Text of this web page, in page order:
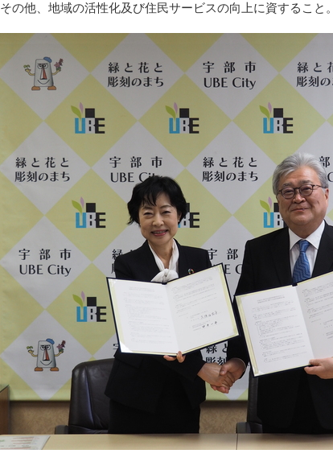
その他、地域の活性化及び住民サービスの向上に資すること